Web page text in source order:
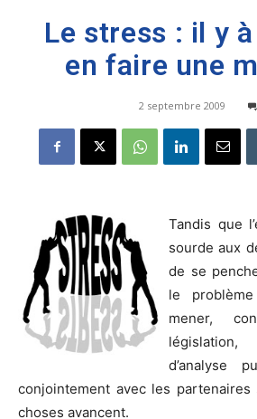
Le stress : il y
en faire une
2 septembre 2009
Tandis que
sourde aux
de se
le
mener,
d’analyse
conjointement avec les partenaires
choses avancent.